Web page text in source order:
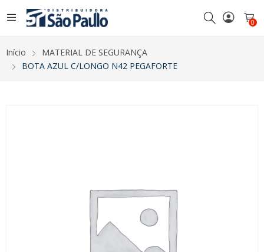
0
Início
MATERIAL DE SEGURANÇA
BOTA AZUL C/LONGO N42 PEGAFORTE